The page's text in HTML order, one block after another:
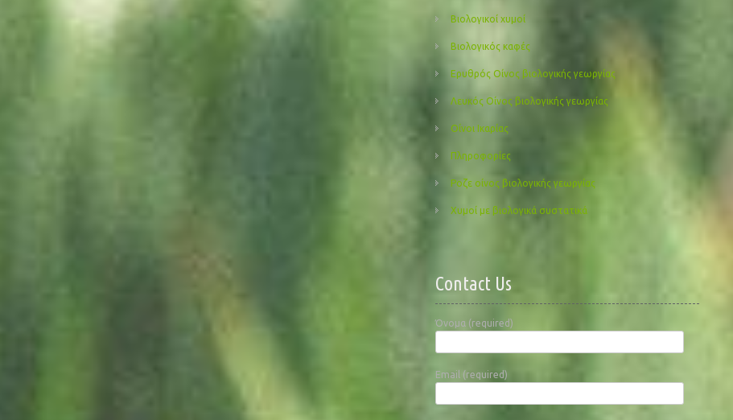
Βιολογικοί χυμοί
Βιολογικός καφές
Ερυθρός Οίνος βιολογικής γεωργίας
Λευκός Οίνος βιολογικής γεωργίας
Οίνοι Ικαρίας
Πληροφορίες
Ροζε οίνος βιολογικής γεωργίας
Χυμοί με βιολογικά συστατικά
Contact Us
Όνομα (required)
Email (required)